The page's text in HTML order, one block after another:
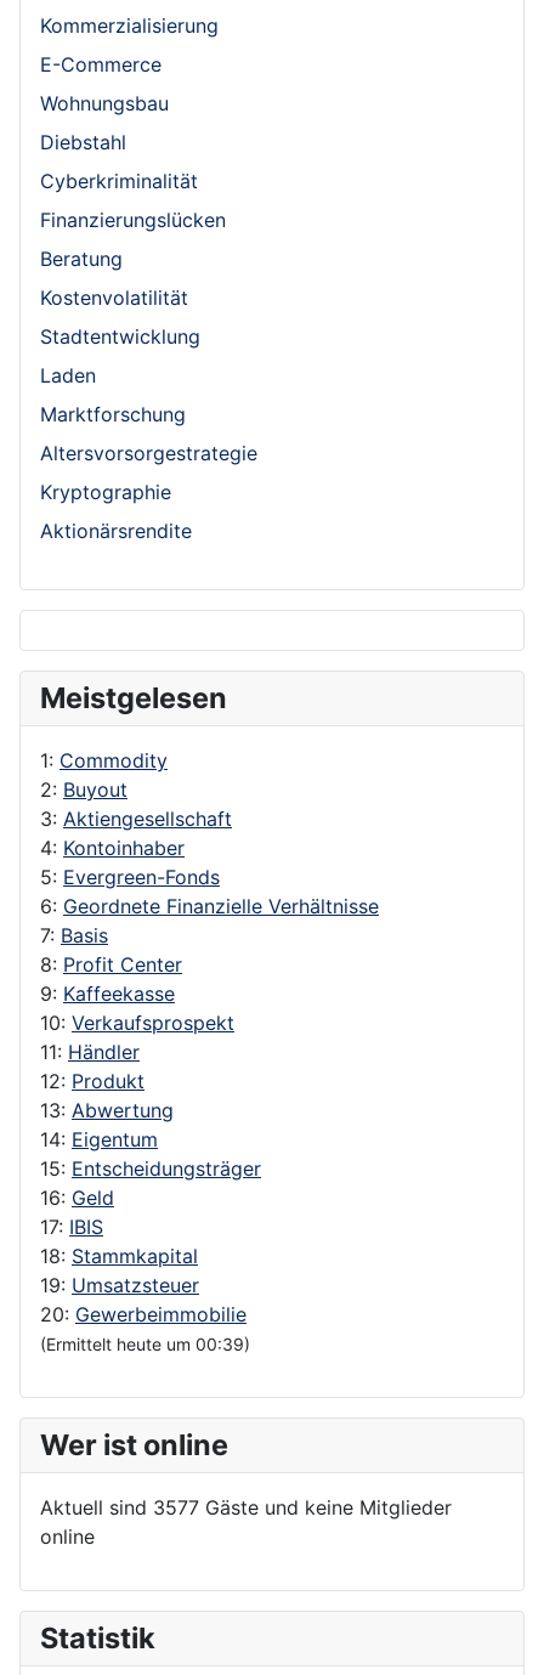
Kommerzialisierung
E-Commerce
Wohnungsbau
Diebstahl
Cyberkriminalität
Finanzierungslücken
Beratung
Kostenvolatilität
Stadtentwicklung
Laden
Marktforschung
Altersvorsorgestrategie
Kryptographie
Aktionärsrendite
Meistgelesen
1: Commodity
2: Buyout
3: Aktiengesellschaft
4: Kontoinhaber
5: Evergreen-Fonds
6: Geordnete Finanzielle Verhältnisse
7: Basis
8: Profit Center
9: Kaffeekasse
10: Verkaufsprospekt
11: Händler
12: Produkt
13: Abwertung
14: Eigentum
15: Entscheidungsträger
16: Geld
17: IBIS
18: Stammkapital
19: Umsatzsteuer
20: Gewerbeimmobilie
(Ermittelt heute um 00:39)
Wer ist online
Aktuell sind 3577 Gäste und keine Mitglieder
online
Statistik